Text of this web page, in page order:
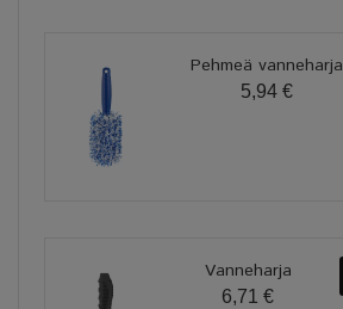
Pehmeä vanneharja
5,94 €
Vanneharja
6,71 €